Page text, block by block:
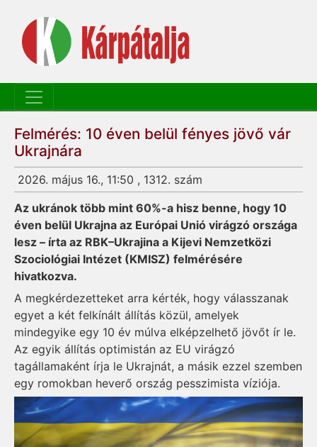
Felmérés: 10 éven belül fényes jövő vár
Ukrajnára
2026. május 16., 11:50 , 1312. szám
Az ukránok több mint 60%-a hisz benne, hogy 10
éven belül Ukrajna az Európai Unió virágzó országa
lesz – írta az RBK–Ukrajina a Kijevi Nemzetközi
Szociológiai Intézet (KMISZ) felmérésére
hivatkozva.
A megkérdezetteket arra kérték, hogy válasszanak
egyet a két felkínált állítás közül, amelyek
mindegyike egy 10 év múlva elképzelhető jövőt ír le.
Az egyik állítás optimistán az EU virágzó
tagállamaként írja le Ukrajnát, a másik ezzel szemben
egy romokban heverő ország pesszimista víziója.